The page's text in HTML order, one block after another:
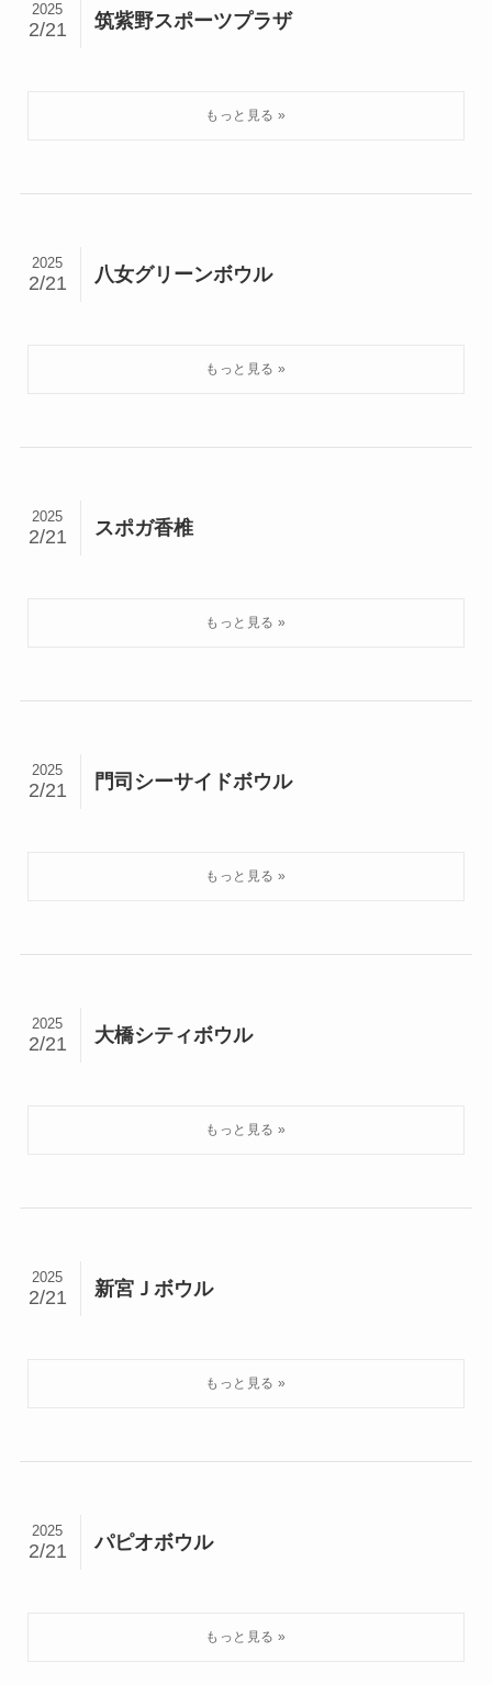
筑紫野スポーツプラザ
2025
2/21
八女グリーンボウル
2025
2/21
スポガ香椎
2025
2/21
門司シーサイドボウル
2025
2/21
大橋シティボウル
2025
2/21
新宮Ｊボウル
2025
2/21
パピオボウル
2025
2/21